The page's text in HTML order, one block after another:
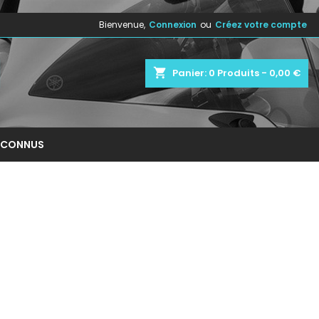
Bienvenue, Connexion ou Créez votre compte
shopping_cart Panier: 0 Produits - 0,00 €